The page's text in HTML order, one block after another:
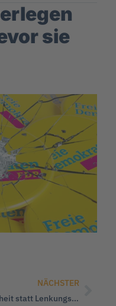
sie
NÄCHSTER
Freiheit statt Lenkungsstaat: Warum neue Zucker- und Alkoholabgaben der falsche Weg sind